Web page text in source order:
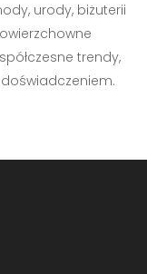
urody, biżuterii
trendy,